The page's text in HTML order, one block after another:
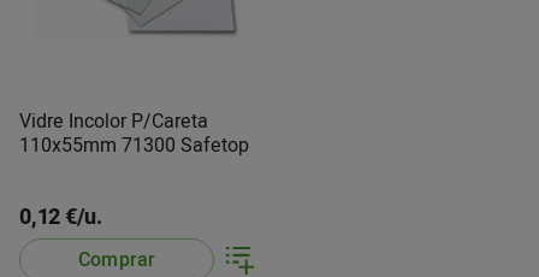
Vidre Incolor P/Careta
110x55mm 71300 Safetop
0,12 €/u.
Comprar